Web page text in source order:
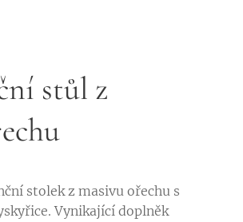
stůl z
stolek z masivu ořechu s
Vynikající doplněk